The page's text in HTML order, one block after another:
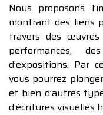
Nous proposons
montrant des liens
travers des
performances,
d’expositions. Par
vous pourrez
et bien d’autres
d’écritures visuelles